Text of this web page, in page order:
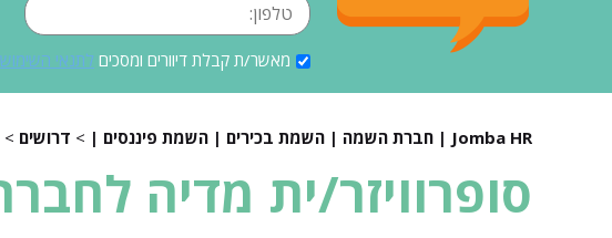
מאשר/ת קבלת דיוורים ומסכים לתנאי השימוש
Jomba HR | חברת השמה | השמת בכירים | השמת פיננסים | > דרושים >
סופרוויזר/ית מדיה